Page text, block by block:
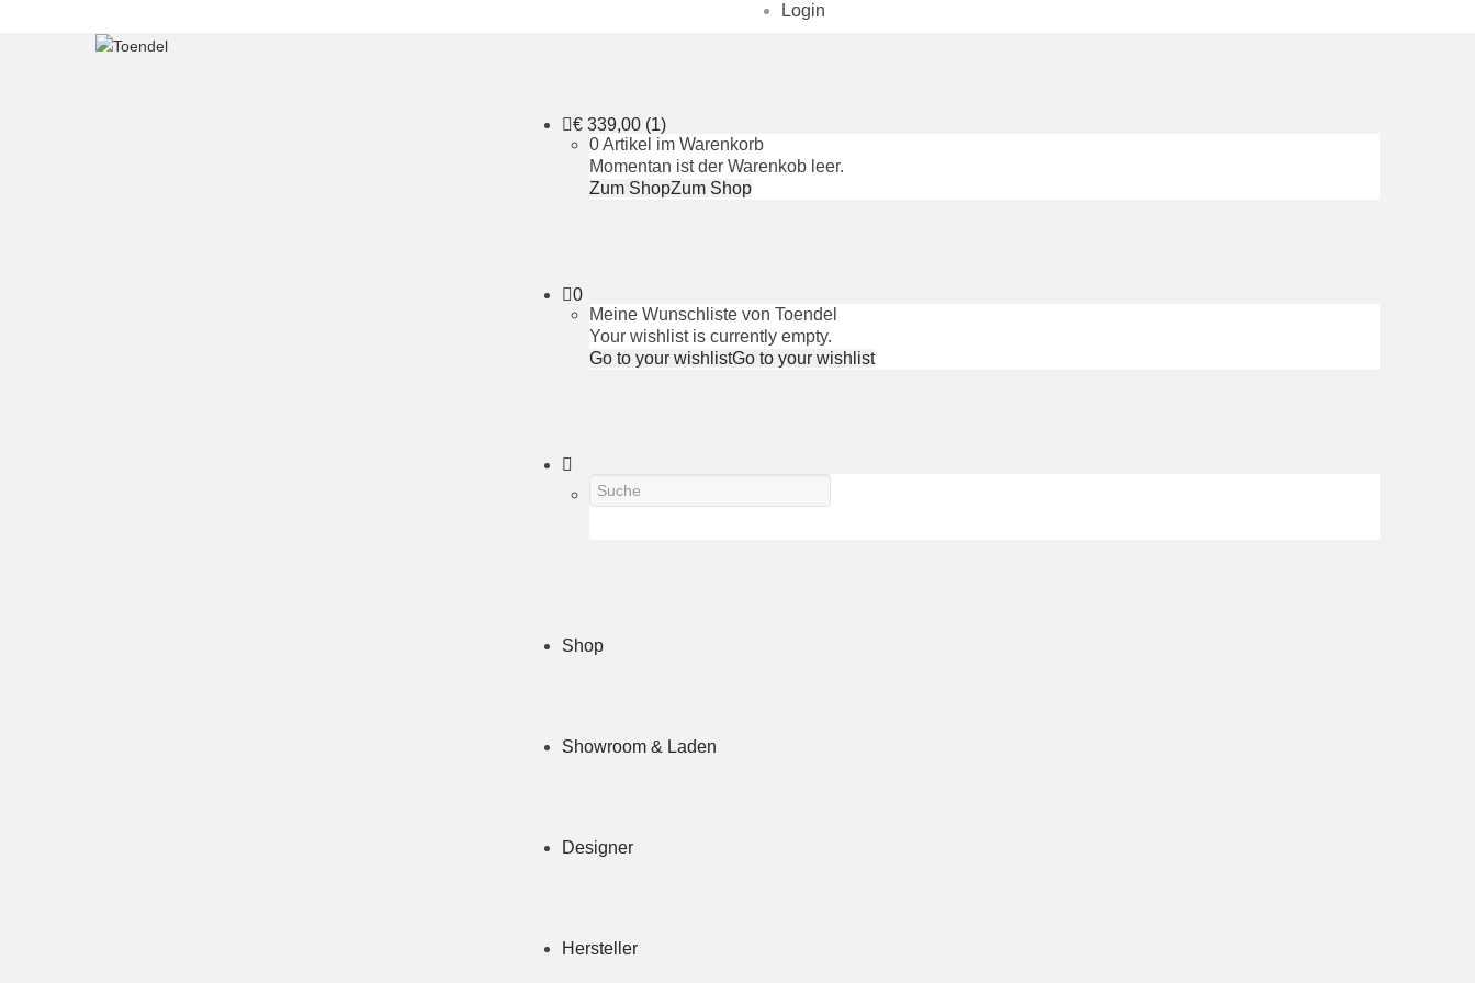
Login
€ 339,00 (1)
0 Artikel im Warenkorb
Momentan ist der Warenkob leer.
Zum ShopZum Shop
0
Meine Wunschliste von Toendel
Your wishlist is currently empty.
Go to your wishlistGo to your wishlist
Shop
Showroom & Laden
Designer
Hersteller